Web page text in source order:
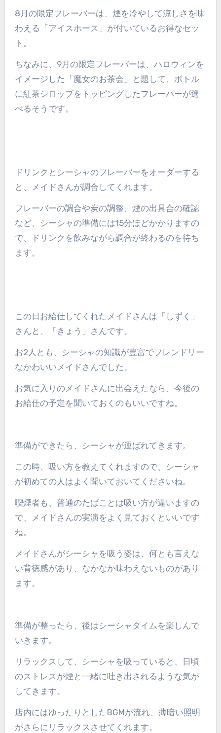
8月の限定フレーバーは、煙を冷やして涼しさを味
わえる「アイスホース」が付いているお得なセッ
ト。
ちなみに、9月の限定フレーバーは、ハロウィンを
イメージした「魔女のお茶会」と題して、ボトル
に紅茶シロップをトッピングしたフレーバーが選
べるそうです。
ドリンクとシーシャのフレーバーをオーダーする
と、メイドさんが調合してくれます。
フレーバーの調合や炭の調整、煙の出具合の確認
など、シーシャの準備には15分ほどかかりますの
で、ドリンクを飲みながら調合が終わるのを待ち
ます。
この日お給仕してくれたメイドさんは「しずく」
さんと、「きょう」さんです。
お2人とも、シーシャの知識が豊富でフレンドリー
なかわいいメイドさんでした。
お気に入りのメイドさんに出会えたなら、今後の
お給仕の予定を聞いておくのもいいですね。
準備ができたら、シーシャが運ばれてきます。
この時、吸い方を教えてくれますので、シーシャ
が初めての人はよく聞いておいてくださいね。
喫煙者も、普通のたばことは吸い方が違いますの
で、メイドさんの実演をよく見ておくといいです
ね。
メイドさんがシーシャを吸う姿は、何とも言えな
い背徳感があり、なかなか味わえないものがあり
ます。
準備が整ったら、後はシーシャタイムを楽しんで
いきます。
リラックスして、シーシャを吸っていると、日頃
のストレスが煙と一緒に吐き出されるような気が
してきます。
店内にはゆったりとしたBGMが流れ、薄暗い照明
がさらにリラックスさせてくれます。